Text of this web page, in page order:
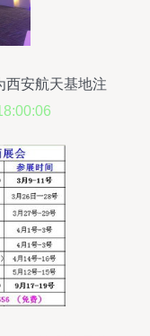
西安航天基地注